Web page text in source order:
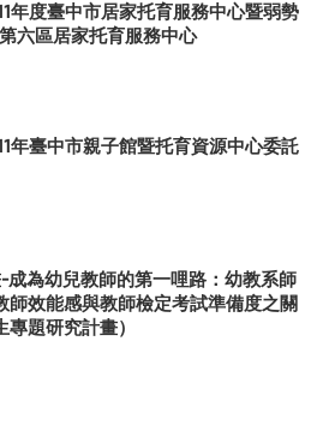
年度臺中市居家托育服務中心暨弱勢
六區居家托育服務中心
年臺中市親子館暨托育資源中心委託
成為幼兒教師的第一哩路：幼教系師
師效能感與教師檢定考試準備度之關
題研究計畫）